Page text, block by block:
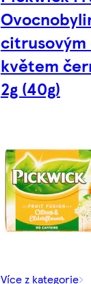
citrusovým
květem
2g (40g)
Více z kategorie